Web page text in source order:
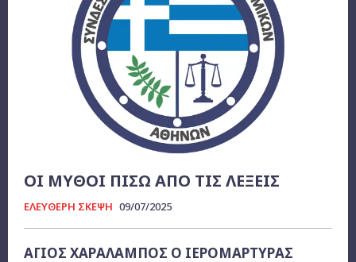
ΟΙ ΜΥΘΟΙ ΠΙΣΩ ΑΠΟ ΤΙΣ ΛΕΞΕΙΣ
ΕΛΕΥΘΕΡΗ ΣΚΕΨΗ 09/07/2025
ΑΓΙΟΣ ΧΑΡΑΛΑΜΠΟΣ Ο ΙΕΡΟΜΑΡΤΥΡΑΣ